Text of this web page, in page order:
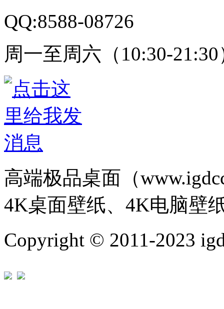
QQ:8588-08726
周一至周六（10:30-21:30
高端极品桌面（
4K桌面壁纸、4K电脑壁
Copyright © 2011-2023